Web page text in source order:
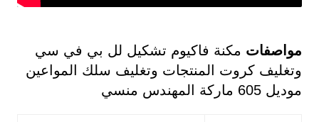
مواصفات مكنة فاكيوم تشكيل لل بي في سي
وتغليف كروت المنتجات وتغليف سلك المواعين
موديل 605 ماركة المهندس منسي